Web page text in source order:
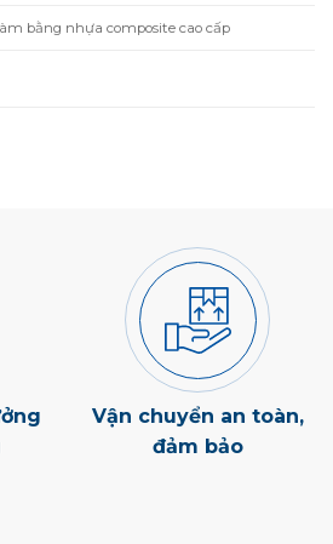
bằng nhựa composite cao cấp
Vận chuyển an toàn,
đảm bảo